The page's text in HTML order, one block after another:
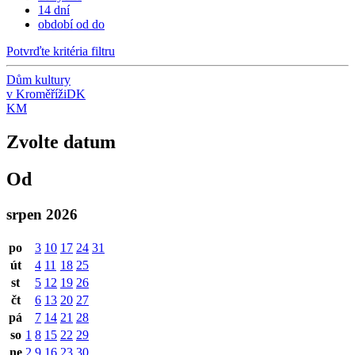
14 dní
období od do
Potvrďte kritéria filtru
Dům kultury
v KroměřížiDK
KM
Zvolte datum
Od
srpen 2026
po 3 10 17 24 31
út
4 11 18 25
st
5 12 19 26
čt
6 13 20 27
pá
7 14 21 28
so 1 8 15 22 29
ne 2 9 16 23 30